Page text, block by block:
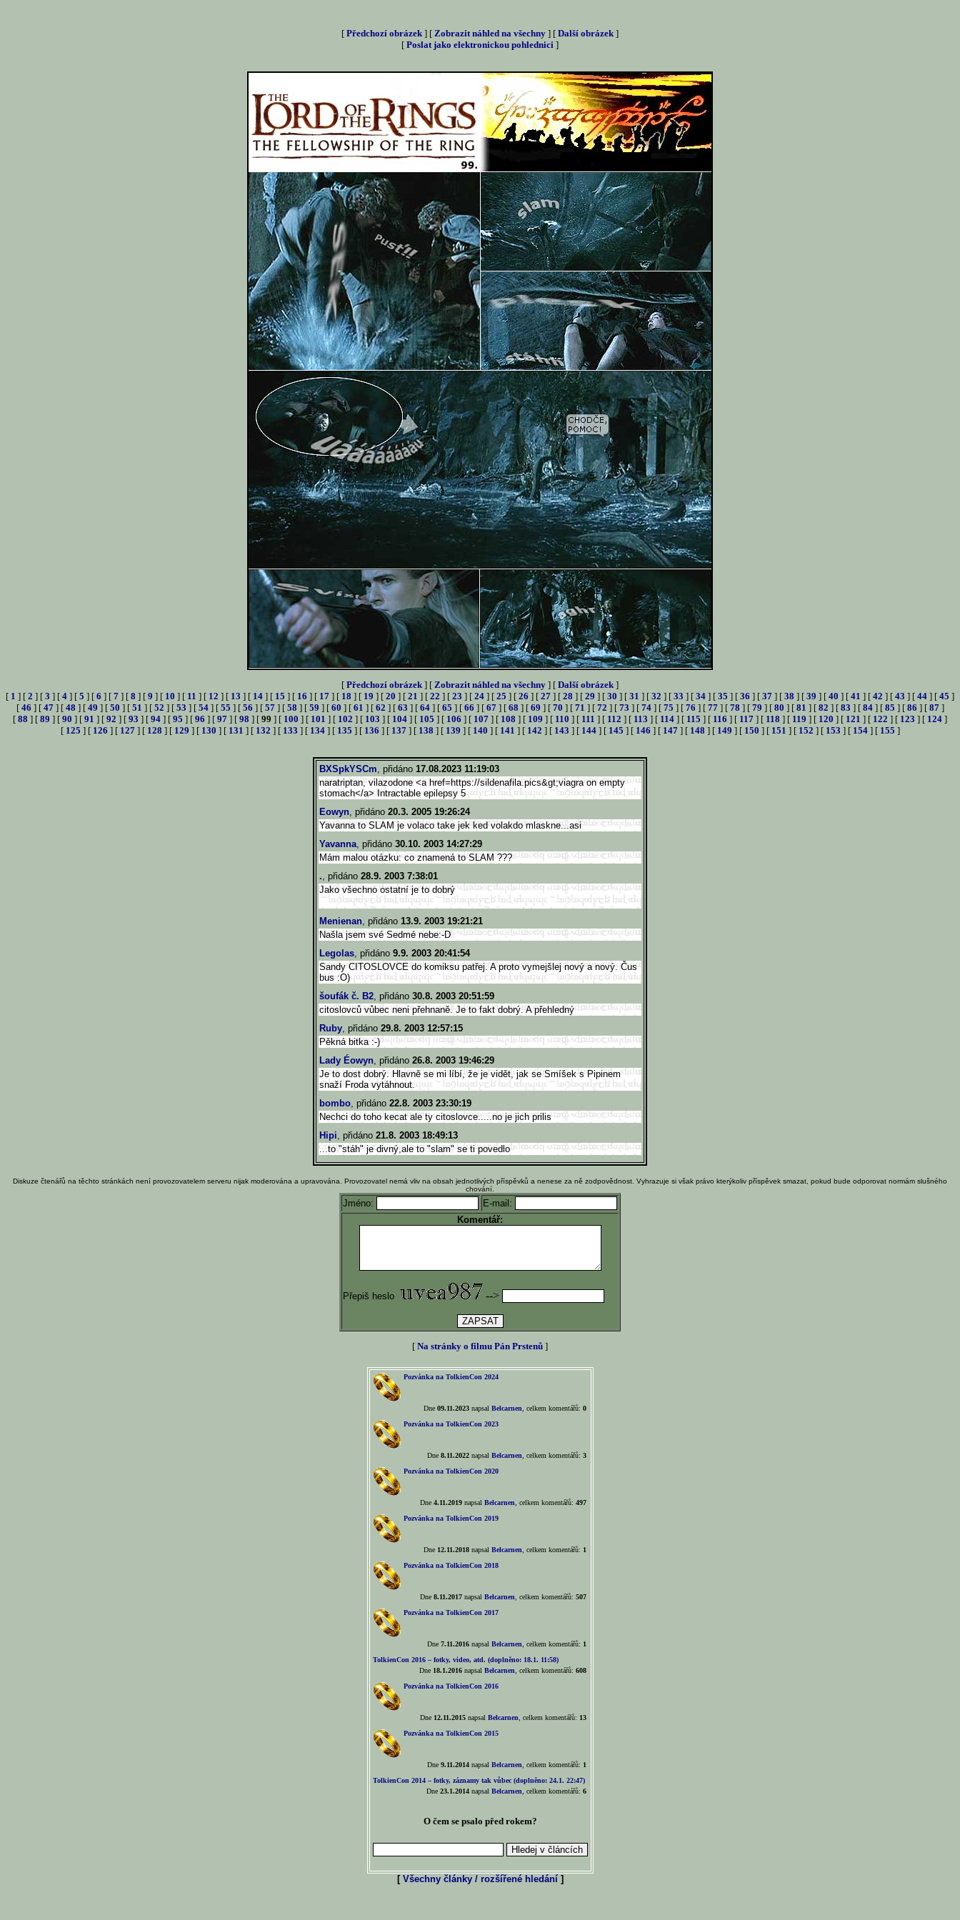
[ Předchozí obrázek ] [ Zobrazit náhled na všechny ] [ Další obrázek ]
[ Poslat jako elektronickou pohlednici ]
[ Předchozí obrázek ] [ Zobrazit náhled na všechny ] [ Další obrázek ]
[ 1 ] [ 2 ] [ 3 ] [ 4 ] [ 5 ] [ 6 ] [ 7 ] [ 8 ] [ 9 ] [ 10 ] [ 11 ] [ 12 ] [ 13 ] [ 14 ] [ 15 ] [ 16 ] [ 17 ] [ 18 ] [ 19 ] [ 20 ] [ 21 ] [ 22 ] [ 23 ] [ 24 ] [ 25 ] [ 26 ] [ 27 ] [ 28 ] [ 29 ] [ 30 ] [ 31 ] [ 32 ] [ 33 ] [ 34 ] [ 35 ] [ 36 ] [ 37 ] [ 38 ] [ 39 ] [ 40 ] [ 41 ] [ 42 ] [ 43 ] [ 44 ] [ 45 ]
[ 46 ] [ 47] [ 48 ] [ 49 ] [ 50 ] [ 51 ] [ 52 ] [ 53 ] [ 54] [ 55 ] [ 56 ] [ 57] [ 58 ] [ 59 ] [ 60 ] [ 61 ] [ 62 ] [ 63 ] [ 64] [ 65 ] [ 66 ] [ 67] [ 68 ] [ 69 ] [ 70 ] [ 71 ] [ 72 ] [ 73 ] [ 74] [ 75 ] [ 76 ] [ 77] [ 78 ] [ 79 ] [ 80 ] [ 81 ] [ 82 ] [ 83 ] [ 84] [ 85 ] [ 86 ] [ 87]
[ 88 ] [ 89 ] [ 90 ] [ 91 ] [ 92 ] [ 93 ] [ 94 ] [ 95 ] [ 96 ] [ 97 ] [ 98 ] [ 99 ] [ 100 ] [ 101 ] [ 102 ] [ 103 ] [ 104 ] [ 105 ] [ 106 ] [ 107 ] [ 108 ] [ 109 ] [ 110 ] [ 111 ] [ 112 ] [ 113 ] [ 114 ] [ 115 ] [ 116 ] [ 117 ] [ 118 ] [ 119 ] [ 120 ] [ 121 ] [ 122 ] [ 123 ] [ 124 ]
[ 125 ] [ 126 ] [ 127] [ 128 ] [ 129 ] [ 130 ] [ 131 ] [ 132 ] [ 133 ] [ 134] [ 135 ] [ 136 ] [ 137] [ 138 ] [ 139 ] [ 140 ] [ 141 ] [ 142 ] [ 143 ] [ 144] [ 145 ] [ 146 ] [ 147] [ 148 ] [ 149 ] [ 150 ] [ 151 ] [ 152 ] [ 153 ] [ 154] [ 155 ]
BXSpkYSCm, přidáno 17.08.2023 11:19:03
naratriptan, vilazodone <a href=https://sildenafila.pics&gt;viagra on empty
stomach</a> Intractable epilepsy 5
Eowyn, přidáno 20.3. 2005 19:26:24
Yavanna to SLAM je volaco take jek ked volakdo mlaskne...asi
Yavanna, přidáno 30.10. 2003 14:27:29
Mám malou otázku: co znamená to SLAM ???
., přidáno 28.9. 2003 7:38:01
Jako všechno ostatní je to dobrý
Menienan, přidáno 13.9. 2003 19:21:21
Našla jsem své Sedmé nebe:-D
Legolas, přidáno 9.9. 2003 20:41:54
Sandy CITOSLOVCE do komiksu patřej. A proto vymejšlej nový a nový. Čus
bus :O)
šoufák č. B2, přidáno 30.8. 2003 20:51:59
citoslovců vůbec neni přehnaně. Je to fakt dobrý. A přehledný
Ruby, přidáno 29.8. 2003 12:57:15
Pěkná bitka :-)
Lady Éowyn, přidáno 26.8. 2003 19:46:29
Je to dost dobrý. Hlavně se mi líbí, že je vidět, jak se Smíšek s Pipinem
snaží Froda vytáhnout.
bombo, přidáno 22.8. 2003 23:30:19
Nechci do toho kecat ale ty citoslovce.....no je jich prilis
Hipi, přidáno 21.8. 2003 18:49:13
...to "stáh" je divný,ale to "slam" se ti povedlo
Diskuze čtenářů na těchto stránkách není provozovatelem serveru nijak moderována a upravována. Provozovatel nemá vliv na obsah jednotlivých příspěvků a nenese za ně zodpovědnost. Vyhrazuje si však právo kterýkoliv příspěvek smazat, pokud bude odporovat normám slušného
chování.
Jméno:
E-mail:
Komentář:
Přepiš heslo -->
[ Na stránky o filmu Pán Prstenů ]
Pozvánka na TolkienCon 2024
Dne 09.11.2023napsal Belcarnen , celkem komentářů: 0
Pozvánka na TolkienCon 2023
Dne 8.11.2022napsal Belcarnen , celkem komentářů: 3
Pozvánka na TolkienCon 2020
Dne 4.11.2019napsal Belcarnen , celkem komentářů: 497
Pozvánka na TolkienCon 2019
Dne 12.11.2018napsal Belcarnen , celkem komentářů: 1
Pozvánka na TolkienCon 2018
Dne 8.11.2017napsal Belcarnen , celkem komentářů: 507
Pozvánka na TolkienCon 2017
Dne 7.11.2016napsal Belcarnen , celkem komentářů: 1
TolkienCon 2016 – fotky, video, atd. (doplněno: 18.1. 11:58)
Dne 18.1.2016napsal Belcarnen , celkem komentářů: 608
Pozvánka na TolkienCon 2016
Dne 12.11.2015napsal Belcarnen , celkem komentářů: 13
Pozvánka na TolkienCon 2015
Dne 9.11.2014napsal Belcarnen , celkem komentářů: 1
TolkienCon 2014 – fotky, záznamy tak vůbec (doplněno: 24.1. 22:47)
Dne 23.1.2014napsal Belcarnen , celkem komentářů: 6
O čem se psalo před rokem?
[ Všechny články / rozšířené hledání]